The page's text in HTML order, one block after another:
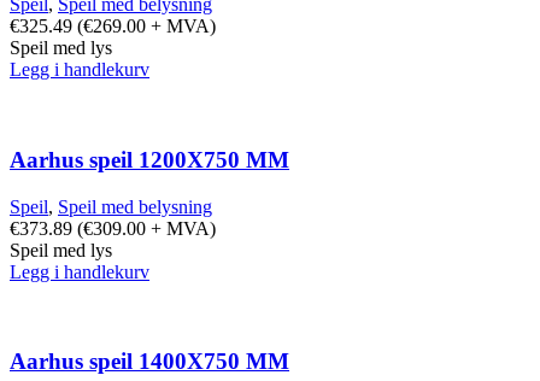
Speil , Speil med belysning
€325.49 (€269.00 + MVA)
Speil med lys
Legg i handlekurv
Aarhus speil 1200X750 MM
Speil, Speil med belysning
€373.89 (€309.00 + MVA)
Speil med lys
Legg i handlekurv
Aarhus speil 1400X750 MM